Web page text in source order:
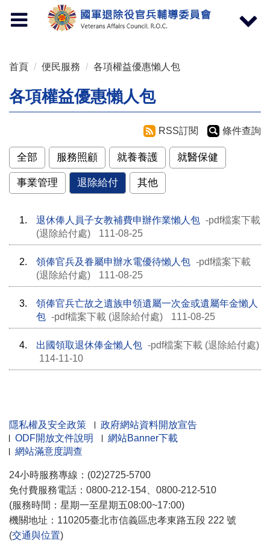
Toggle
navigation
Toggle
首頁 便民服務 各項權益優惠懶人包
各項權益優惠懶人包
RSS訂閱 條件查詢
全部 服務照顧 就養養護 就醫保健
事業管理 退除給付 其他
1. 退休俸人員子女教補費申辦作業懶人包 -pdf檔案下載
(退除給付處)
111-08-25
2. 領俸官兵及眷屬申辦水電優待懶人包 -pdf檔案下載
(退除給付處)
111-08-25
3.
領俸官兵亡故之遺族申領遺屬一次金或遺屬年金懶人
包 -pdf檔案下載 (退除給付處) 111-08-25
4. 出國領取退休俸金懶人包 -pdf檔案下載 (退除給付處)
114-11-10
隱私權及安全政策
政府網站資料開放宣告
ODF開放文件說明
網站Banner下載
網站滿意度調查
24小時服務專線：(02)2725-5700
免付費服務電話：0800-212-154、0800-212-510
(服務時間：星期一至星期五08:00~17:00)
機關地址：110205臺北市信義區忠孝東路五段 222 號
(交通與位置)